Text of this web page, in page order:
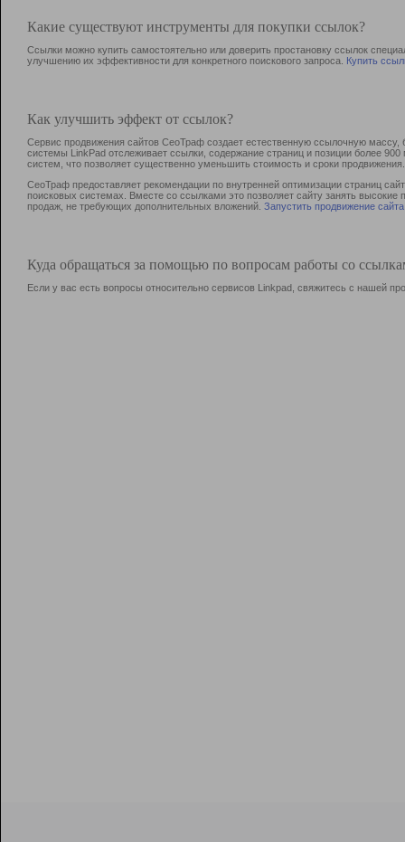
Какие существуют инструменты для покупки ссылок?
Ссылки можно купить самостоятельно или доверить простановку ссылок
улучшению их эффективности для конкретного поискового запроса. Купить
Как улучшить эффект от ссылок?
Сервис продвижения сайтов СеоТраф создает естественную ссылочную
системы LinkPad отслеживает ссылки, содержание страниц и позиции более
систем, что позволяет существенно уменьшить стоимость и сроки продвижения.
СеоТраф предоставляет рекомендации по внутренней оптимизации страниц
поисковых системах. Вместе со ссылками это позволяет сайту занять
продаж, не требующих дополнительных вложений. Запустить продвижение сайта
Куда обращаться за помощью по вопросам работы со
Если у вас есть вопросы относительно сервисов Linkpad, свяжитесь с нашей